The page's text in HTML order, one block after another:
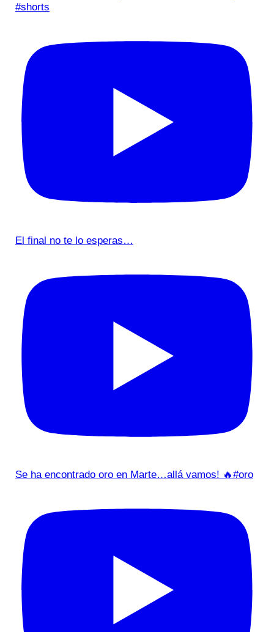
#shorts
El final no te lo esperas…
Se ha encontrado oro en Marte…allá vamos! 🔥#oro